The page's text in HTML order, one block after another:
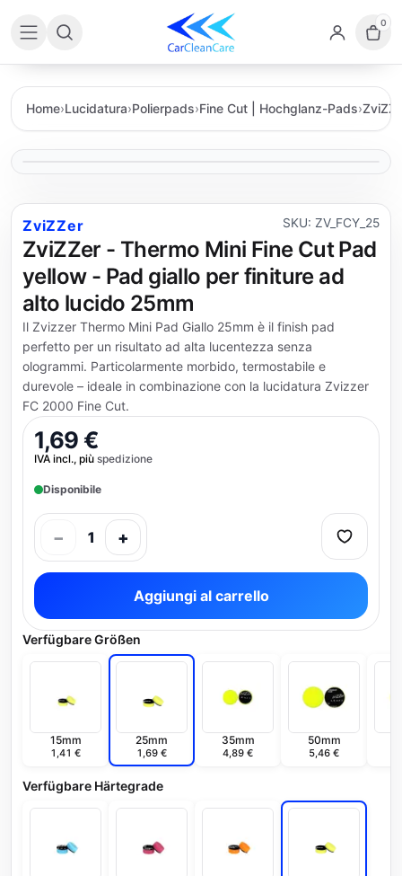
0
Home›Lucidatura›Polierpads›Fine Cut | Hochglanz-Pads›
ZviZZer SKU: ZV_FCY_25
ZviZZer - Thermo Mini Fine Cut Pad
yellow - Pad giallo per finiture ad
alto lucido 25mm
Il Zvizzer Thermo Mini Pad Giallo 25mm è il finish pad
perfetto per un risultato ad alta lucentezza senza
ologrammi. Particolarmente morbido, termostabile e
durevole – ideale in combinazione con la lucidatura Zvizzer
FC 2000 Fine Cut.
1,69 €
IVA incl., più spedizione
Disponibile
− 1 +
Aggiungi al carrello
Verfügbare Größen
15mm
1,41 €
25mm
1,69 €
35mm
4,89 €
50mm
5,46 €
Verfügbare Härtegrade